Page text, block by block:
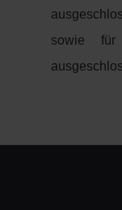
sowie für